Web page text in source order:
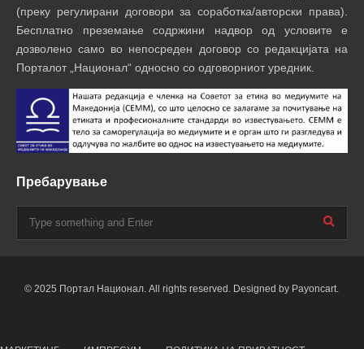
(преку регулирани договори за соработка/авторски права).
Бесплатно преземање содржини надвор од условите е
дозволено само во непосреден договор со редакцијата на
Порталот „Национал“ односно со одговорниот уредник.
Пребарување
© 2025 Портал Национал. All rights reserved. Designed by Payoncart.